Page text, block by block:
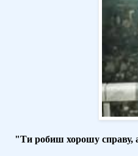
"Ти робиш хорошу справу, а